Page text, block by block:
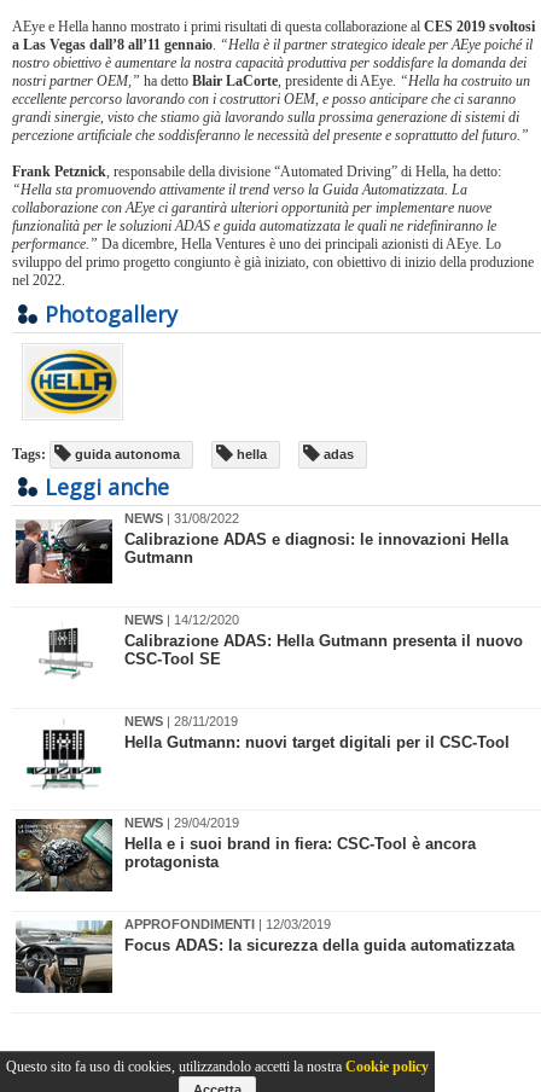
AEye e Hella hanno mostrato i primi risultati di questa collaborazione al CES 2019 svoltosi
a Las Vegas dall’8 all’11 gennaio. “Hella è il partner strategico ideale per AEye poiché il
nostro obiettivo è aumentare la nostra capacità produttiva per soddisfare la domanda dei
nostri partner OEM,” ha detto Blair LaCorte, presidente di AEye. “Hella ha costruito un
eccellente percorso lavorando con i costruttori OEM, e posso anticipare che ci saranno
grandi sinergie, visto che stiamo già lavorando sulla prossima generazione di sistemi di
percezione artificiale che soddisferanno le necessità del presente e soprattutto del futuro.”
Frank Petznick, responsabile della divisione “Automated Driving” di Hella, ha detto:
“Hella sta promuovendo attivamente il trend verso la Guida Automatizzata. La
collaborazione con AEye ci garantirà ulteriori opportunità per implementare nuove
funzionalità per le soluzioni ADAS e guida automatizzata le quali ne ridefiniranno le
performance.” Da dicembre, Hella Ventures è uno dei principali azionisti di AEye. Lo
sviluppo del primo progetto congiunto è già iniziato, con obiettivo di inizio della produzione
nel 2022.
Photogallery
Tags: guida autonoma hella adas
Leggi anche
NEWS | 31/08/2022
​Calibrazione ADAS e diagnosi: le innovazioni Hella
Gutmann
NEWS | 14/12/2020
​Calibrazione ADAS: Hella Gutmann presenta il nuovo
CSC-Tool SE
NEWS | 28/11/2019
Hella Gutmann: nuovi target digitali per il CSC-Tool
NEWS | 29/04/2019
​Hella e i suoi brand in fiera: CSC-Tool è ancora
protagonista
APPROFONDIMENTI | 12/03/2019
Focus ADAS: la sicurezza della guida automatizzata
Questo sito fa uso di cookies, utilizzandolo accetti la nostra Cookie policy